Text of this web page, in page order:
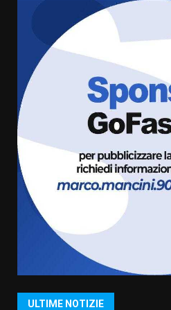
ULTIME NOTIZIE
grande
Santis
8 Agosto
Politiche
Sostenibile:
universitari
giusta”
8 Agosto 2026
“I
Banda”
7 Agosto 2026
1
TARI,
proposta